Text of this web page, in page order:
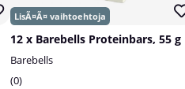
12 x Barebells Proteinbars, 55 g
Barebells
0